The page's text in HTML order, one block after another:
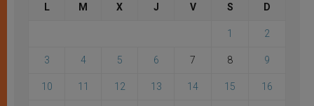
L M X J V S D
1 2
3 4 5 6 7 8 9
10 11 12 13 14 15 16